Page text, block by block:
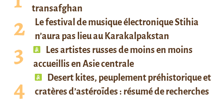
transafghan
Le festival de musique électronique Stihia
n’aura pas lieu au Karakalpakstan
Les artistes russes de moins en moins
accueillis en Asie centrale
Desert kites, peuplement préhistorique et
cratères d’astéroïdes : résumé de recherches